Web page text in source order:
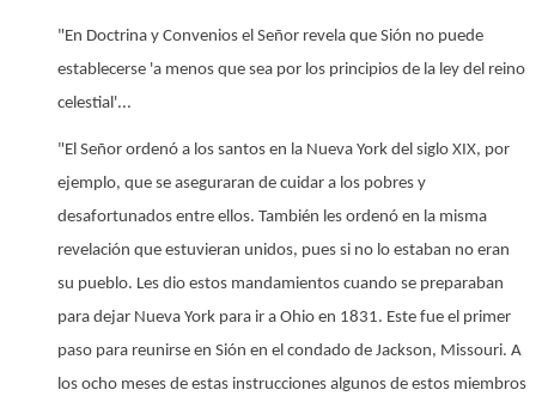
"En Doctrina y Convenios el Señor revela que Sión no puede
establecerse 'a menos que sea por los principios de la ley del reino
celestial'...
"El Señor ordenó a los santos en la Nueva York del siglo XIX, por
ejemplo, que se aseguraran de cuidar a los pobres y
desafortunados entre ellos. También les ordenó en la misma
revelación que estuvieran unidos, pues si no lo estaban no eran
su pueblo. Les dio estos mandamientos cuando se preparaban
para dejar Nueva York para ir a Ohio en 1831. Este fue el primer
paso para reunirse en Sión en el condado de Jackson, Missouri. A
los ocho meses de estas instrucciones algunos de estos miembros